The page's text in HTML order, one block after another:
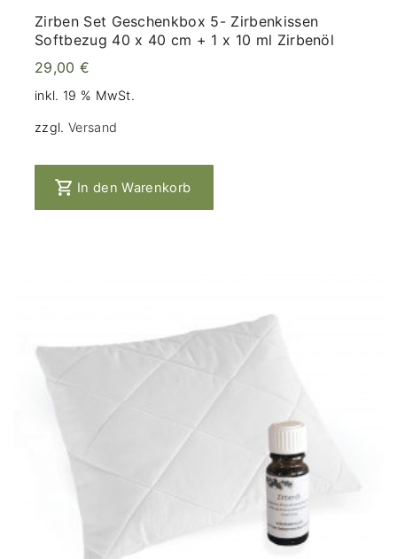
Zirben Set Geschenkbox 5- Zirbenkissen
Softbezug 40 x 40 cm + 1 x 10 ml Zirbenöl
29,00 €
inkl. 19 % MwSt.
zzgl. Versand
In den Warenkorb